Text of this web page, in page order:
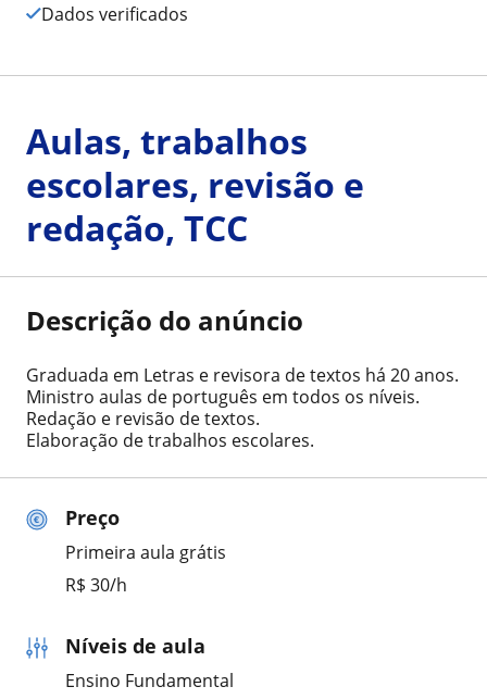
Dados verificados
Preço
Primeira aula grátis
R$ 30/h
Níveis de aula
Ensino Fundamental
Aulas, trabalhos
escolares, revisão e
redação, TCC
Descrição do anúncio
Graduada em Letras e revisora de textos há 20 anos.
Ministro aulas de português em todos os níveis.
Redação e revisão de textos.
Elaboração de trabalhos escolares.